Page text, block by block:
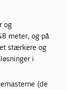
og
meter, og på
stærkere og
i
(de